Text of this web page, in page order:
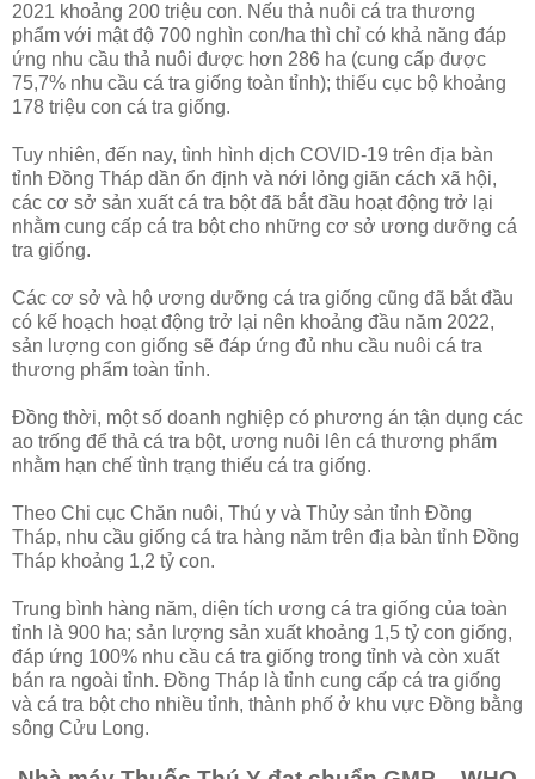
2021 khoảng 200 triệu con. Nếu thả nuôi cá tra thương
phẩm với mật độ 700 nghìn con/ha thì chỉ có khả năng đáp
ứng nhu cầu thả nuôi được hơn 286 ha (cung cấp được
75,7% nhu cầu cá tra giống toàn tỉnh); thiếu cục bộ khoảng
178 triệu con cá tra giống.
Tuy nhiên, đến nay, tình hình dịch COVID-19 trên địa bàn
tỉnh Đồng Tháp dần ổn định và nới lỏng giãn cách xã hội,
các cơ sở sản xuất cá tra bột đã bắt đầu hoạt động trở lại
nhằm cung cấp cá tra bột cho những cơ sở ương dưỡng cá
tra giống.
Các cơ sở và hộ ương dưỡng cá tra giống cũng đã bắt đầu
có kế hoạch hoạt động trở lại nên khoảng đầu năm 2022,
sản lượng con giống sẽ đáp ứng đủ nhu cầu nuôi cá tra
thương phẩm toàn tỉnh.
Đồng thời, một số doanh nghiệp có phương án tận dụng các
ao trống để thả cá tra bột, ương nuôi lên cá thương phẩm
nhằm hạn chế tình trạng thiếu cá tra giống.
Theo Chi cục Chăn nuôi, Thú y và Thủy sản tỉnh Đồng
Tháp, nhu cầu giống cá tra hàng năm trên địa bàn tỉnh Đồng
Tháp khoảng 1,2 tỷ con.
Trung bình hàng năm, diện tích ương cá tra giống của toàn
tỉnh là 900 ha; sản lượng sản xuất khoảng 1,5 tỷ con giống,
đáp ứng 100% nhu cầu cá tra giống trong tỉnh và còn xuất
bán ra ngoài tỉnh. Đồng Tháp là tỉnh cung cấp cá tra giống
và cá tra bột cho nhiều tỉnh, thành phố ở khu vực Đồng bằng
sông Cửu Long.